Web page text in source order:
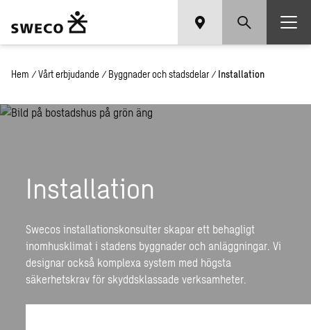
Hem / Vårt erbjudande / Byggnader och stadsdelar / Installation
Installation
Swecos installationskonsulter skapar ett behagligt
inomhusklimat i stadens byggnader och anläggningar. Vi
designar också komplexa system med högsta
säkerhetskrav för skyddsklassade verksamheter.